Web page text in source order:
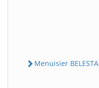
Menuisier BELESTA